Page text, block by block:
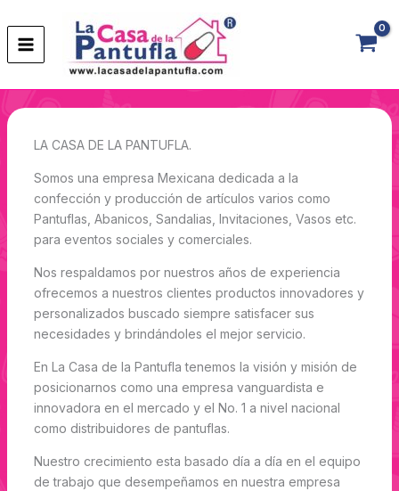
al
contenido
LA CASA DE LA PANTUFLA.
Somos una empresa Mexicana dedicada a la
confección y producción de artículos varios como
Pantuflas, Abanicos, Sandalias, Invitaciones, Vasos etc.
para eventos sociales y comerciales.
Nos respaldamos por nuestros años de experiencia
ofrecemos a nuestros clientes productos innovadores y
personalizados buscado siempre satisfacer sus
necesidades y brindándoles el mejor servicio.
En La Casa de la Pantufla tenemos la visión y misión de
posicionarnos como una empresa vanguardista e
innovadora en el mercado y el No. 1 a nivel nacional
como distribuidores de pantuflas.
Nuestro crecimiento esta basado día a día en el equipo
de trabajo que desempeñamos en nuestra empresa